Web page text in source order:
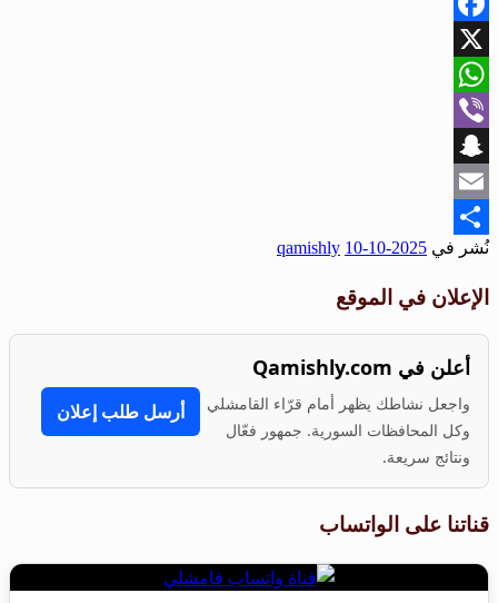
Facebook
X
WhatsApp
Viber
Snapchat
Email
Share
نُشر في 2025-10-10
qamishly
الإعلان في الموقع
أعلن في Qamishly.com
واجعل نشاطك يظهر أمام قرّاء القامشلي
وكل المحافظات السورية. جمهور فعّال
ونتائج سريعة.
أرسل طلب إعلان
قناتنا على الواتساب